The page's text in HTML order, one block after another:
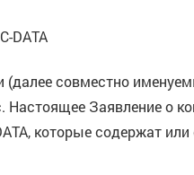
DATA
(далее совместно
Заявление о
которые содержат